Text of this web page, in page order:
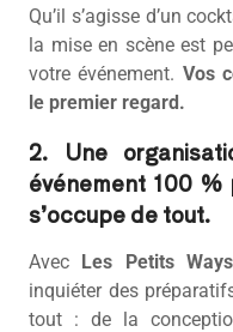
Qu’il s’agisse d’un
la mise en scène est
votre événement. Vos
le premier regard.
2. Une
événement 100 %
s’occupe de tout.
Avec Les Petits
inquiéter des
tout : de la